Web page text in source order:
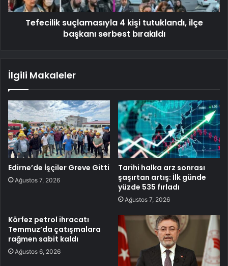
Tefecilik suçlamasıyla 4 kişi tutuklandı, ilçe
başkanı serbest bırakıldı
İlgili Makaleler
Edirne’de İşçiler Greve Gitti
Ağustos 7, 2026
Tarihi halka arz sonrası
şaşırtan artış: İlk günde
yüzde 535 fırladı
Ağustos 7, 2026
Körfez petrol ihracatı
Temmuz’da çatışmalara
rağmen sabit kaldı
Ağustos 6, 2026